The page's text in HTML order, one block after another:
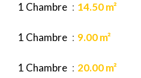
1 Chambre 14.50 m²
1 Chambre 9.00 m²
1 Chambre 20.00 m²